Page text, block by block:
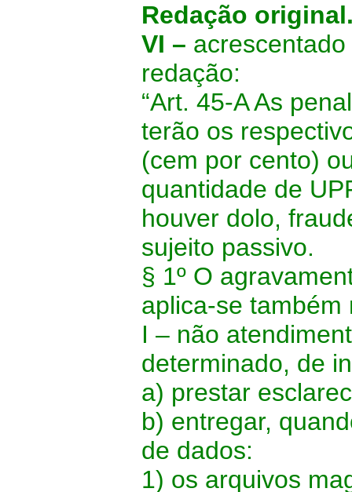
Redação
VI –
redação:
“Art. 45-A As
terão os
(cem por cento)
quantidade de
houver dolo,
sujeito passivo.
§ 1º O
aplica-se também
I – não
determinado, de
a) prestar
b) entregar,
de dados:
1) os arquivos